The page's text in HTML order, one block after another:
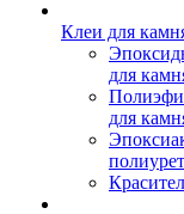
Клеи для
для
для